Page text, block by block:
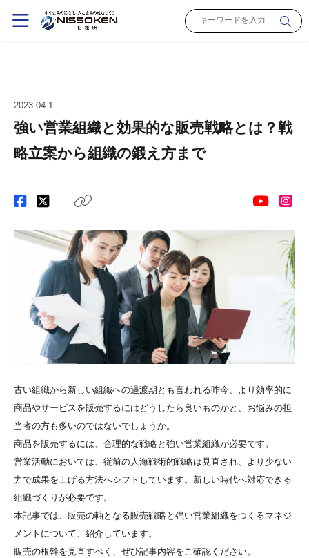
2023.04.1
強い営業組織と効果的な販売戦略とは？戦
略立案から組織の鍛え方まで
古い組織から新しい組織への過渡期とも言われる昨今、より効率的に
商品やサービスを販売するにはどうしたら良いものかと、お悩みの担
当者の方も多いのではないでしょうか。
商品を販売するには、合理的な戦略と強い営業組織が必要です。
営業活動においては、従前の人海戦術的戦略は見直され、より少ない
力で成果を上げる方法へシフトしています。新しい時代へ対応できる
組織づくりが必要です。
本記事では、販売の軸となる販売戦略と強い営業組織をつくるマネジ
メントについて、紹介しています。
販売の根幹を見直すべく、ぜひ記事内容をご確認ください。